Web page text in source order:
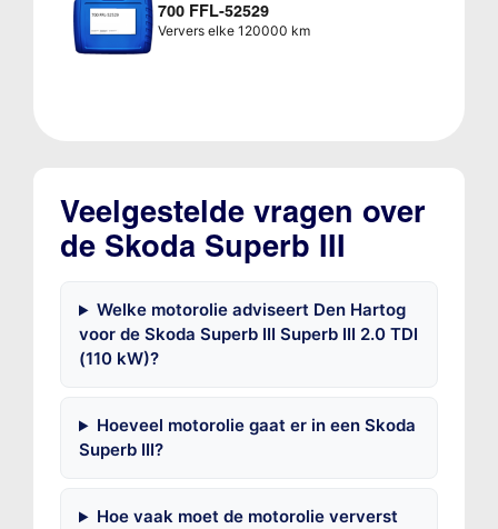
700 FFL-52529
Ververs elke 120000 km
Veelgestelde vragen over
de Skoda Superb III
Welke motorolie adviseert Den Hartog
voor de Skoda Superb III Superb III 2.0 TDI
(110 kW)?
Hoeveel motorolie gaat er in een Skoda
Superb III?
Hoe vaak moet de motorolie ververst